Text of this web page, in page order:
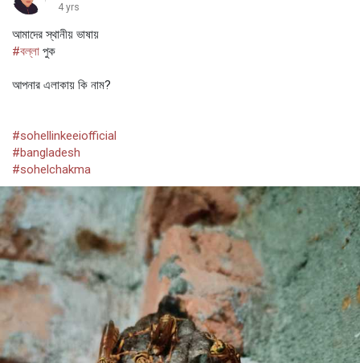
4 yrs
আমাদের স্থানীয় ভাষায়
#বল্লা পুক
আপনার এলাকায় কি নাম?
#sohellinkeeiofficial
#bangladesh
#sohelchakma